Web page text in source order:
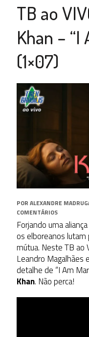
TB ao
Khan – “I
(1×07)
POR ALEXANDRE
COMENTÁRIOS
Forjando uma
os elboreanos
mútua. Neste TB ao
Leandro Magalhães
detalhe de “I Am
Khan. Não perca!